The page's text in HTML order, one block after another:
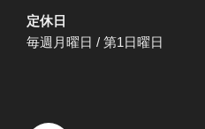
定休日
毎週月曜日 / 第1日曜日